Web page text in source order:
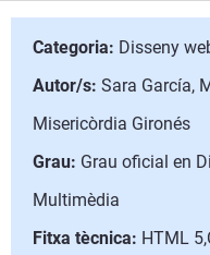
Categoria: Disseny
Autor/s: Sara García,
Misericòrdia Gironés
Grau: Grau oficial en
Multimèdia
Fitxa tècnica: HTML